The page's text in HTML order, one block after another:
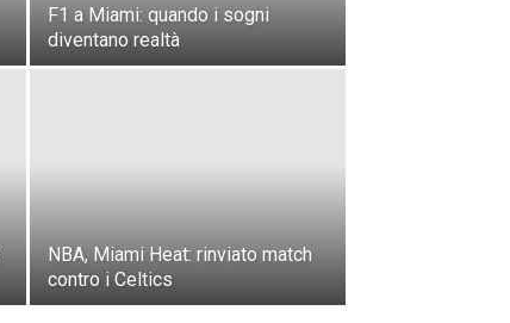
F1 a Miami: quando i sogni
diventano realtà
NBA, Miami Heat: rinviato match
contro i Celtics